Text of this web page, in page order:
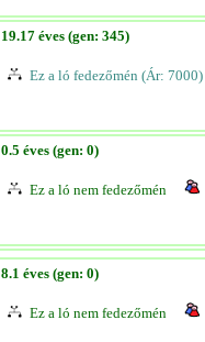
19.17 éves (gen: 345)
Ez a ló fedezőmén (Ár: 7000)
0.5 éves (gen: 0)
Ez a ló nem fedezőmén
8.1 éves (gen: 0)
Ez a ló nem fedezőmén